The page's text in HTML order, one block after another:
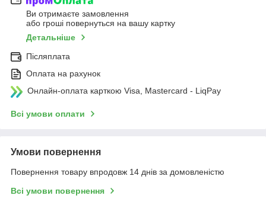
Ви отримаєте замовлення
або гроші повернуться на вашу картку
Детальніше
Післяплата
Оплата на рахунок
Онлайн-оплата карткою Visa, Mastercard - LiqPay
Всі умови оплати
Умови повернення
Повернення товару впродовж 14 днів за домовленістю
Всі умови повернення